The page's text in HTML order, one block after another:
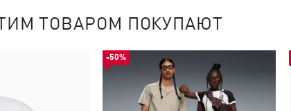
ТОВАРОМ ПОКУПАЮТ
-50%